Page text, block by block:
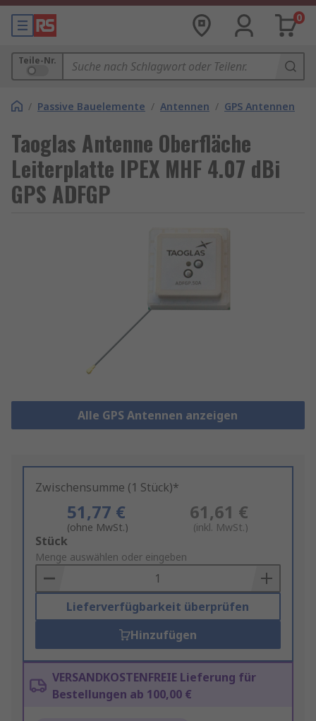
0
Teile-Nr.
/ Passive Bauelemente / Antennen / GPS Antennen
Taoglas Antenne Oberfläche
Leiterplatte IPEX MHF 4.07 dBi
GPS ADFGP
Alle GPS Antennen anzeigen
Zwischensumme (1 Stück)*
51,77 €
(ohne MwSt.)
61,61 €
(inkl. MwSt.)
Add
to
Basket
Stück
Menge auswählen oder eingeben
Lieferverfügbarkeit überprüfen
Hinzufügen
VERSANDKOSTENFREIE Lieferung für
Bestellungen ab 100,00 €